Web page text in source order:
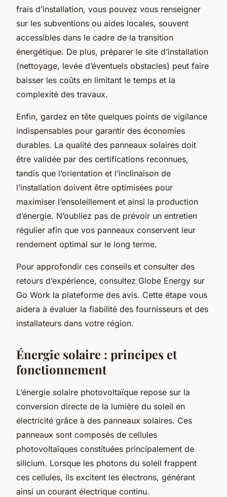
frais d’installation, vous pouvez vous renseigner
sur les subventions ou aides locales, souvent
accessibles dans le cadre de la transition
énergétique. De plus, préparer le site d’installation
(nettoyage, levée d’éventuels obstacles) peut faire
baisser les coûts en limitant le temps et la
complexité des travaux.
Enfin, gardez en tête quelques points de vigilance
indispensables pour garantir des économies
durables. La qualité des panneaux solaires doit
être validée par des certifications reconnues,
tandis que l’orientation et l’inclinaison de
l’installation doivent être optimisées pour
maximiser l’ensoleillement et ainsi la production
d’énergie. N’oubliez pas de prévoir un entretien
régulier afin que vos panneaux conservent leur
rendement optimal sur le long terme.
Pour approfondir ces conseils et consulter des
retours d’expérience, consultez Globe Energy sur
Go Work la plateforme des avis. Cette étape vous
aidera à évaluer la fiabilité des fournisseurs et des
installateurs dans votre région.
Énergie solaire : principes et
fonctionnement
L’énergie solaire photovoltaïque repose sur la
conversion directe de la lumière du soleil en
électricité grâce à des panneaux solaires. Ces
panneaux sont composés de cellules
photovoltaïques constituées principalement de
silicium. Lorsque les photons du soleil frappent
ces cellules, ils excitent les électrons, générant
ainsi un courant électrique continu.